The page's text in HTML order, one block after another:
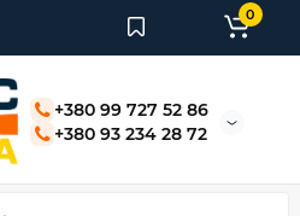
+380 99 727 52 86
+380 93 234 28 72
0